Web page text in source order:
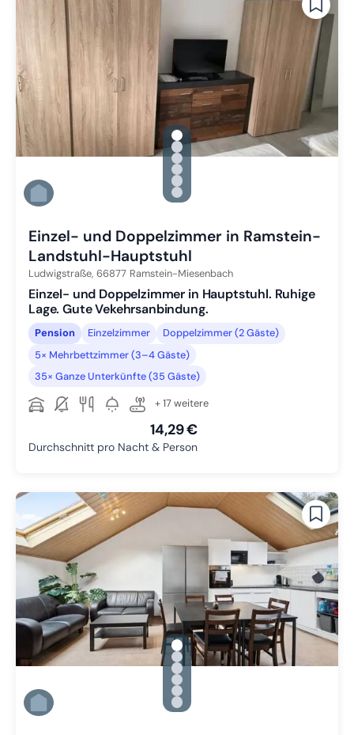
gallery.slide_selector
Zu Slide 1 wechseln
Zu Slide 2 wechseln
Zu Slide 3 wechseln
Zu Slide 4 wechseln
Zu Slide 5 wechseln
Zu Slide 6 wechseln
Einzel- und Doppelzimmer in Ramstein-
Landstuhl-Hauptstuhl
Ludwigstraße, 66877 Ramstein-Miesenbach
Einzel- und Doppelzimmer in Hauptstuhl. Ruhige
Lage. Gute Vekehrsanbindung.
Pension Einzelzimmer
Doppelzimmer (2 Gäste)
5× Mehrbettzimmer (3–4 Gäste)
35× Ganze Unterkünfte (35 Gäste)
+ 17 weitere
14,29 €
Durchschnitt pro Nacht & Person
gallery.slide_selector
Zu Slide 1 wechseln
Zu Slide 2 wechseln
Zu Slide 3 wechseln
Zu Slide 4 wechseln
Zu Slide 5 wechseln
Zu Slide 6 wechseln